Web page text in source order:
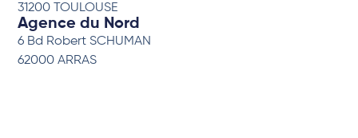
31200 TOULOUSE
Agence du Nord
6 Bd Robert SCHUMAN
62000 ARRAS